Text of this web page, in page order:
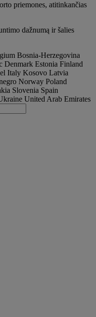
priemones, atitinkančias
dažnumą ir šalies
Bosnia-Herzegovina
Denmark Estonia Finland
Italy Kosovo Latvia
Norway Poland
Slovenia Spain
United Arab Emirates